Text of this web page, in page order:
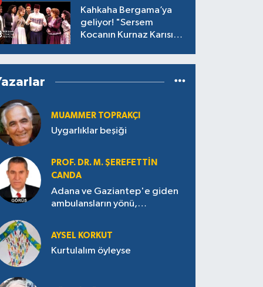
Kahkaha Bergama’ya
geliyor! "Sersem
Kocanın Kurnaz Karısı"
MUAMMER TOPRAKÇI
Uygarlıklar beşiği
PROF. DR. M. ŞEREFETTIN
CANDA
Adana ve Gaziantep'e giden
ambulansların yönü,
AYSEL KORKUT
Kurtulalım öyleyse